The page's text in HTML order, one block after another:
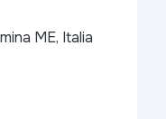
ME, Italia